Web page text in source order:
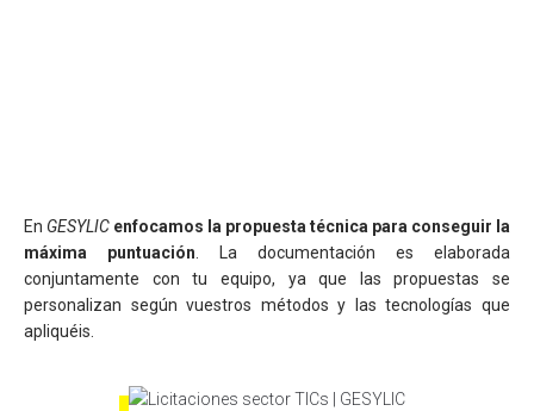
En GESYLIC enfocamos la propuesta técnica para conseguir la
máxima puntuación . La documentación es elaborada
conjuntamente con tu equipo, ya que las propuestas se
personalizan según vuestros métodos y las tecnologías que
apliquéis.